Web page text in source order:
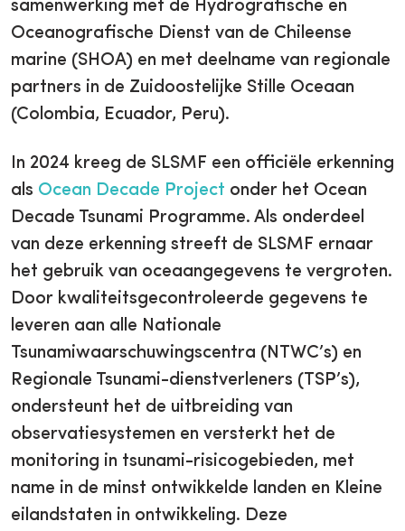
samenwerking met de Hydrografische en
Oceanografische Dienst van de Chileense
marine (SHOA) en met deelname van regionale
partners in de Zuidoostelijke Stille Oceaan
(Colombia, Ecuador, Peru).
In 2024 kreeg de SLSMF een officiële erkenning
als Ocean Decade Project onder het Ocean
Decade Tsunami Programme. Als onderdeel
van deze erkenning streeft de SLSMF ernaar
het gebruik van oceaangegevens te vergroten.
Door kwaliteitsgecontroleerde gegevens te
leveren aan alle Nationale
Tsunamiwaarschuwingscentra (NTWC’s) en
Regionale Tsunami-dienstverleners (TSP’s),
ondersteunt het de uitbreiding van
observatiesystemen en versterkt het de
monitoring in tsunami-risicogebieden, met
name in de minst ontwikkelde landen en Kleine
eilandstaten in ontwikkeling. Deze